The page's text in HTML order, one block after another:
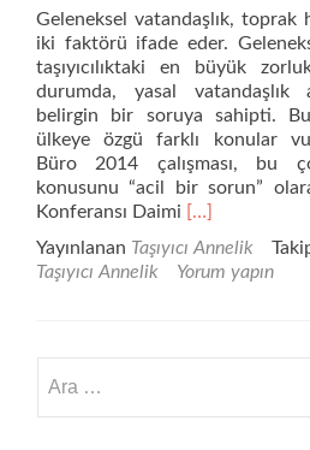
Geleneksel vatandaşlık, toprak
iki faktörü ifade eder.
taşıyıcılıktaki en büyük
durumda, yasal vatandaşlık
belirgin bir soruya sahipti. Bu
ülkeye özgü farklı konular
Büro 2014 çalışması, bu
konusunu “acil bir sorun”
Konferansı Daimi Daha
Vahşet,
Uluslararası
[…]
Yayınlanan Taşıyıcı Annelik
Taşıyıcı Annelik
Yorum yapın